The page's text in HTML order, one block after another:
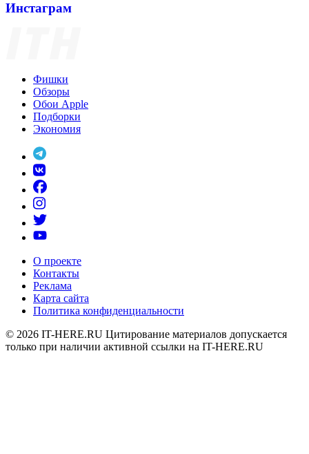
Инстаграм
Фишки
Обзоры
Обои Apple
Подборки
Экономия
О проекте
Контакты
Реклама
Карта сайта
Политика конфиденциальности
© 2026 IT-HERE.RU Цитирование материалов допускается
только при наличии активной ссылки на IT-HERE.RU